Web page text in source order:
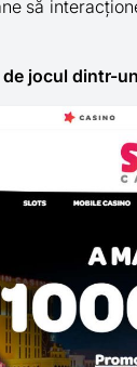
să
jocul dintr-